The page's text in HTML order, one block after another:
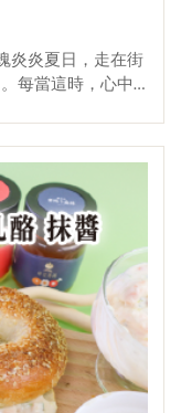
味，及牛奶和鮮
倒入果汁機中打
許鮮奶油和義式香
上調料和蜂蜜。影
人喜好做添加。食
箱先把南瓜、洋
瓜濃湯在外面很常
試，非常適合秋
同享用~這道料理
美味，日常的幸
食~♥2025 中秋節
全國國產蜂蜜評
市地址】→ 5455
洽詢】→ 049-298-
炎炎夏日，走在街
每當這時，心中
你也能在家完成
當季的台灣鳳梨
綿密清爽感，再
味就此誕生。讓
快跟著我們一起
！材料蜂蜜鳳梨
克③ 檸檬：半顆
忌酒：10cc裝
荔枝雪酪 ① 將
鳳梨和荔枝果肉
梨+荔枝+150克